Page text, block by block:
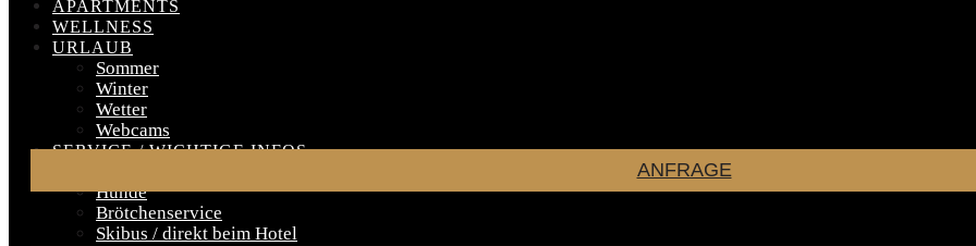
APARTMENTS
WELLNESS
URLAUB
Sommer
Winter
Wetter
Webcams
SERVICE / WICHTIGE INFOS
Hunde
Brötchenservice
Skibus / direkt beim Hotel
ANFRAGE